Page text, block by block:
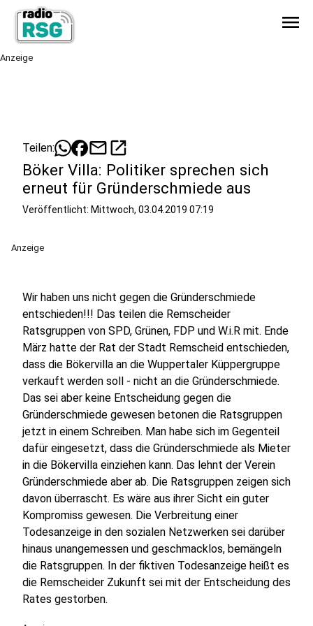
menu
Anzeige
Teilen: mailopen_in_new
Böker Villa: Politiker sprechen sich
erneut für Gründerschmiede aus
Veröffentlicht: Mittwoch, 03.04.2019 07:19
Anzeige
Wir haben uns nicht gegen die Gründerschmiede
entschieden!!! Das teilen die Remscheider
Ratsgruppen von SPD, Grünen, FDP und W.i.R mit. Ende
März hatte der Rat der Stadt Remscheid entschieden,
dass die Bökervilla an die Wuppertaler Küppergruppe
verkauft werden soll - nicht an die Gründerschmiede.
Das sei aber keine Entscheidung gegen die
Gründerschmiede gewesen betonen die Ratsgruppen
jetzt in einem Schreiben. Man habe sich im Gegenteil
dafür eingesetzt, dass die Gründerschmiede als Mieter
in die Bökervilla einziehen kann. Das lehnt der Verein
Gründerschmiede aber ab. Die Ratsgruppen zeigen sich
davon überrascht. Es wäre aus ihrer Sicht ein guter
Kompromiss gewesen. Die Verbreitung einer
Todesanzeige in den sozialen Netzwerken sei darüber
hinaus unangemessen und geschmacklos, bemängeln
die Ratsgruppen. In der fiktiven Todesanzeige heißt es
die Remscheider Zukunft sei mit der Entscheidung des
Rates gestorben.